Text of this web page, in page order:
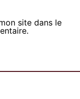
site dans le